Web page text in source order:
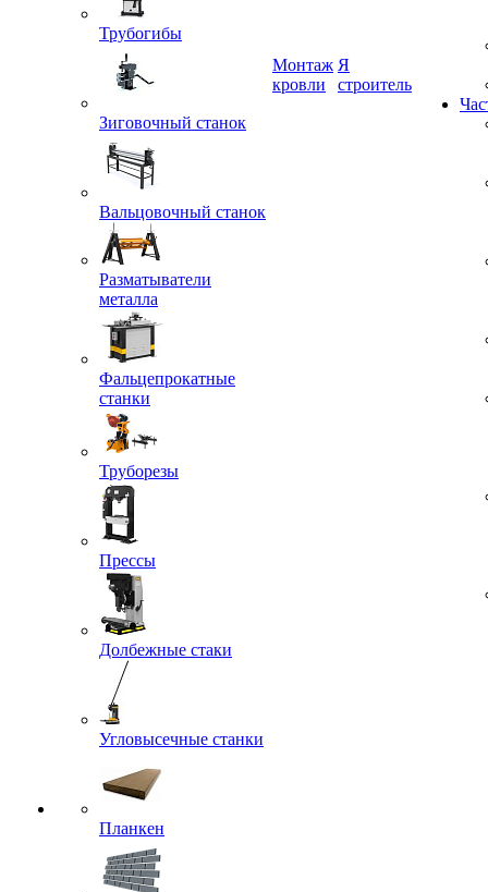
Трубогибы
Зиговочный станок
Вальцовочный станок
Разматыватели
металла
Фальцепрокатные
станки
Труборезы
Прессы
Долбежные стаки
Угловысечные станки
Планкен
Монтаж
Я